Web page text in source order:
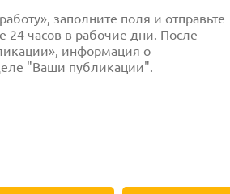
заполните поля и отправьте
24 часов в рабочие дни. После
информация о
"Ваши публикации".